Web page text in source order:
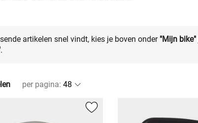
artikelen snel vindt, kies je boven onder "Mijn bike"
.
per pagina: